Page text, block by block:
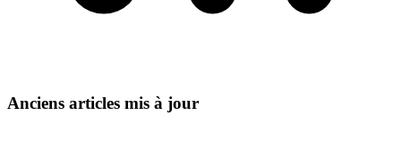
Anciens articles mis à jour